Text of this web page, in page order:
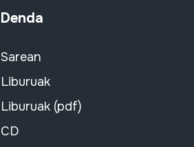
Denda
Sarean
Liburuak
Liburuak (pdf)
CD